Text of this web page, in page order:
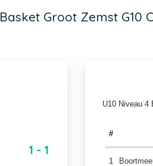
Basket Groot Zemst G10 C
1 - 1
U10 Niveau 4
#
1